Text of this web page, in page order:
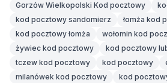
Gorzów Wielkopolski Kod pocztowy
kod pocztowy sandomierz
łomża kod
kod pocztowy łomża
wołomin kod
żywiec kod pocztowy
kod pocztowy
tczew kod pocztowy
kod pocztowy
milanówek kod pocztowy
kod